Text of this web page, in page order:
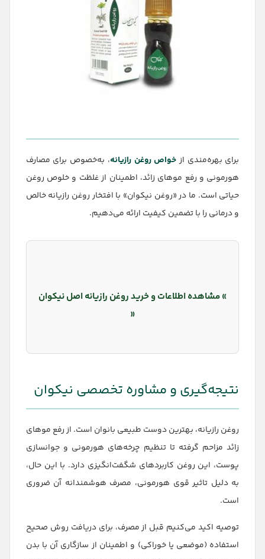
برای بهره‌مندی از خواص روغن رازیانه، به‌خصوص برای مصارف
هورمونی و رفع موهای زائد، اطمینان از غلظت و خلوص روغن
حیاتی است. ما در «روغن نیکوان» با افتخار روغن رازیانه خالص
و درمانی را با تضمین کیفیت ارائه می‌دهیم.
» مشاهده اطلاعات و خرید روغن رازیانه اصل نیکوان
«
نتیجه‌گیری و مشاوره تخصصی نیکوان
روغن رازیانه، بهترین دوست طبیعی بانوان است. از رفع موهای
زائد مزاحم گرفته تا تنظیم چرخه‌های هورمونی و جوانسازی
پوست، این روغن کاربردهای شگفت‌انگیزی دارد. با این حال،
به دلیل تاثیر قوی هورمونی، مصرف هوشمندانه آن ضروری
است.
توصیه اکید می‌کنیم قبل از مصرف، برای دریافت روش صحیح
استفاده (موضعی یا خوراکی) و اطمینان از سازگاری آن با بدن